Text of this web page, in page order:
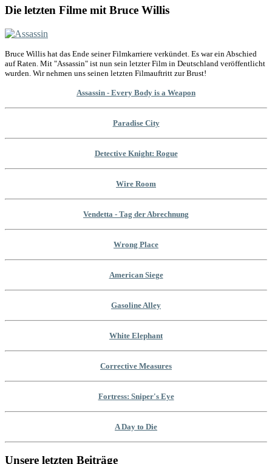
Die letzten Filme mit Bruce Willis
Bruce Willis hat das Ende seiner Filmkarriere verkündet. Es war ein Abschied
auf Raten. Mit "Assassin" ist nun sein letzter Film in Deutschland veröffentlicht
wurden. Wir nehmen uns seinen letzten Filmauftritt zur Brust!
Assassin - Every Body is a Weapon
Paradise City
Detective Knight: Rogue
Wire Room
Vendetta - Tag der Abrechnung
Wrong Place
American Siege
Gasoline Alley
White Elephant
Corrective Measures
Fortress: Sniper's Eye
A Day to Die
Unsere letzten Beiträge